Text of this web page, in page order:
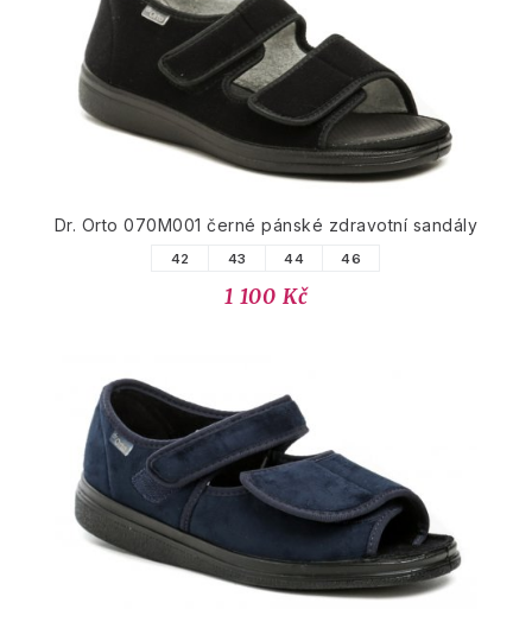
Dr. Orto 070M001 černé pánské zdravotní sandály
42 43 44 46
1 100 Kč